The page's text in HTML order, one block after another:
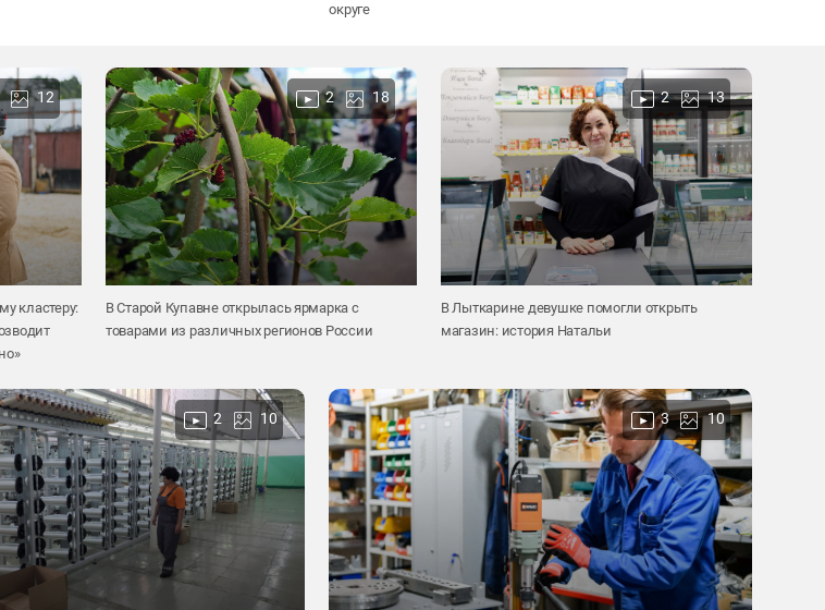
округе
12
кластеру:
2 18
В Старой Купавне открылась ярмарка с
товарами из различных регионов России
2 13
В Лыткарине девушке помогли открыть
магазин: история Натальи
2 10 3 10